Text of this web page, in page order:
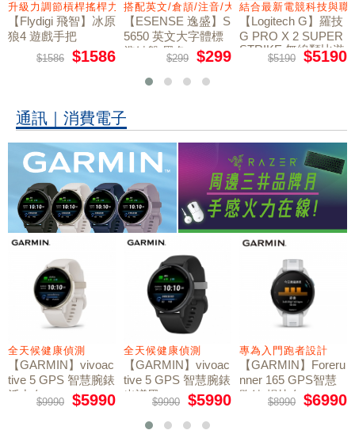
切換扳機
搭配英文/倉頡/注音/大易
【ESENSE 逸盛】S
5650 英文大字體標
準鍵盤 黑色
$299 $299
結合最新電競科技與職業選手共同開發
【Logitech G】羅技
G PRO X 2 SUPER
STRIKE 無線類比遊
$5190 $5190
穩定連線，激戰不斷
【Flydigi 飛智】八爪
魚5 力反饋精英 遊戲
手把
$4286 $4286
通訊｜消費電子
全天候健康偵測
【GARMIN】vivoac
tive 5 GPS 智慧腕錶
光譜黑
$9990 $5990
專為入門跑者設計
【GARMIN】Foreru
nner 165 GPS智慧
跑錶 暢快白
$8990 $6990
電競真正的聲音
【Razer 雷蛇】Blac
kShark V2 X 黑鯊 電
競耳機 / 白色
$2290 $1280